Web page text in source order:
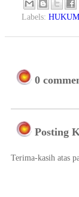
Labels: HUKUM
0
Posting
Terima-kasih atas